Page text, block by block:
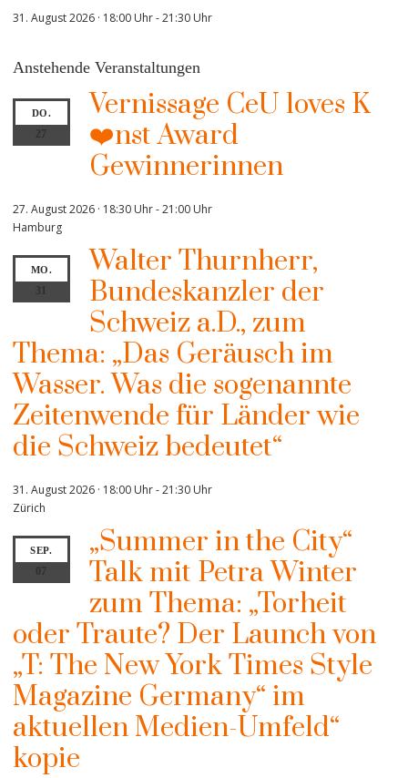
31. August 2026 · 18:00 Uhr-21:30 Uhr
Anstehende Veranstaltungen
DO.
27
Vernissage CeU loves K
❤️nst Award
Gewinnerinnen
27. August 2026 · 18:30 Uhr-21:00 Uhr
Hamburg
MO.
Walter Thurnherr,
Bundeskanzler der
Schweiz a.D., zum
Thema: „Das Geräusch im
Wasser. Was die sogenannte
Zeitenwende für Länder wie
die Schweiz bedeutet“
31. August 2026 · 18:00 Uhr-21:30 Uhr
Zürich
SEP.
07
„Summer in the City“
Talk mit Petra Winter
zum Thema: „Torheit
oder Traute? Der Launch von
„T: The New York Times Style
Magazine Germany“ im
aktuellen Medien-Umfeld“
kopie